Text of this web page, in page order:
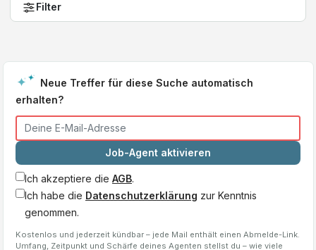
Filter
Neue Treffer für diese Suche automatisch
erhalten?
Job-Agent aktivieren
Ich akzeptiere die AGB.
Ich habe die Datenschutzerklärung zur Kenntnis
genommen.
Kostenlos und jederzeit kündbar – jede Mail enthält einen Abmelde-Link.
Umfang, Zeitpunkt und Schärfe deines Agenten stellst du – wie viele